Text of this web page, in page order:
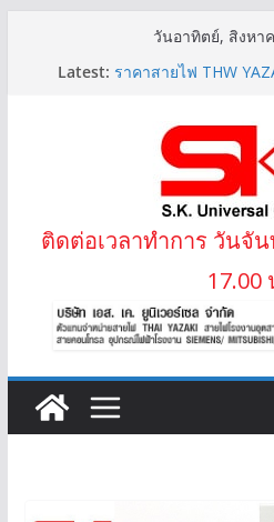
วันอาทิตย์, สิงหา
Latest: สายไฟ THW(f) (VSF)
IEC02 THW(f) 25
สาย XLPE 3.6/
ติดต่อเวลาทำการ วันจัน
17.00